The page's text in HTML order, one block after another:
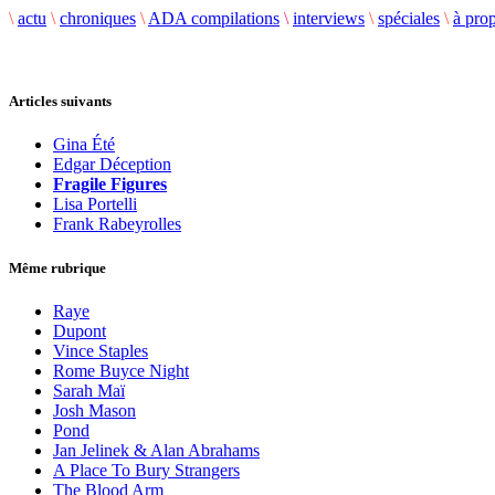
\ actu \ chroniques \ ADA compilations \ interviews \ spéciales \ à
Articles suivants
Gina Été
Edgar Déception
Fragile Figures
Lisa Portelli
Frank Rabeyrolles
Même rubrique
Raye
Dupont
Vince Staples
Rome Buyce Night
Sarah Maï
Josh Mason
Pond
Jan Jelinek & Alan Abrahams
A Place To Bury Strangers
The Blood Arm